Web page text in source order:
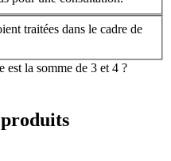
traitées dans le cadre de
est la somme de 3 et 4 ?